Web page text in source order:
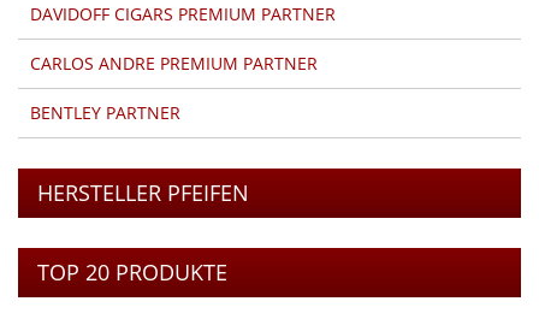
DAVIDOFF CIGARS PREMIUM PARTNER
CARLOS ANDRE PREMIUM PARTNER
BENTLEY PARTNER
HERSTELLER PFEIFEN
TOP 20 PRODUKTE